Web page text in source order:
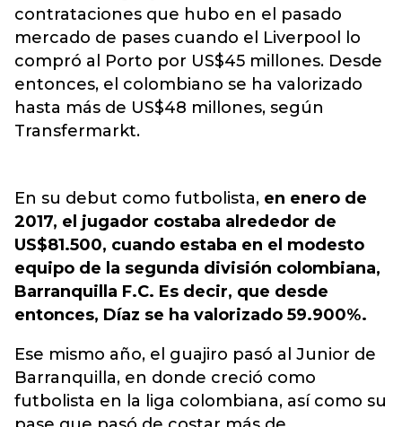
contrataciones que hubo en el pasado
mercado de pases cuando el Liverpool lo
compró al Porto por US$45 millones. Desde
entonces, el colombiano se ha valorizado
hasta más de US$48 millones, según
Transfermarkt.
En su debut como futbolista, en enero de
2017, el jugador costaba alrededor de
US$81.500, cuando estaba en el modesto
equipo de la segunda división colombiana,
Barranquilla F.C. Es decir, que desde
entonces, Díaz se ha valorizado 59.900%.
Ese mismo año, el guajiro pasó al Junior de
Barranquilla, en donde creció como
futbolista en la liga colombiana, así como su